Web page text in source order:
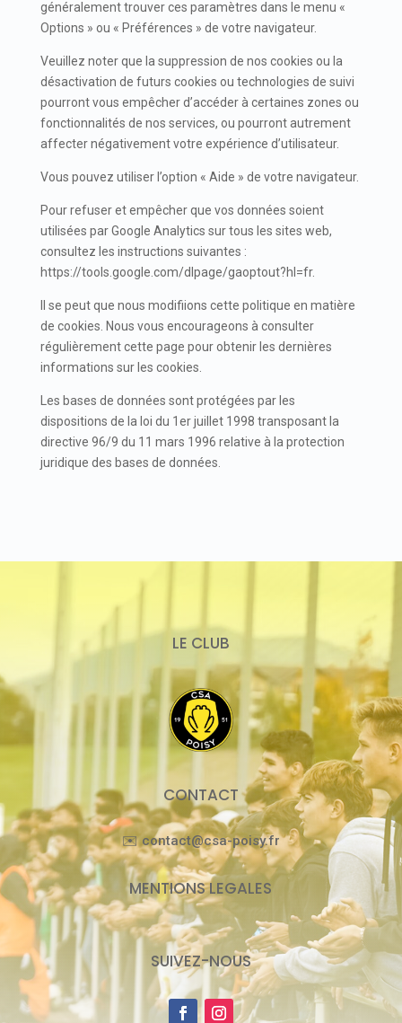
généralement trouver ces paramètres dans le menu «
Options » ou « Préférences » de votre navigateur.
Veuillez noter que la suppression de nos cookies ou la
désactivation de futurs cookies ou technologies de suivi
pourront vous empêcher d’accéder à certaines zones ou
fonctionnalités de nos services, ou pourront autrement
affecter négativement votre expérience d’utilisateur.
Vous pouvez utiliser l’option « Aide » de votre navigateur.
Pour refuser et empêcher que vos données soient
utilisées par Google Analytics sur tous les sites web,
consultez les instructions suivantes :
https://tools.google.com/dlpage/gaoptout?hl=fr.
Il se peut que nous modifiions cette politique en matière
de cookies. Nous vous encourageons à consulter
régulièrement cette page pour obtenir les dernières
informations sur les cookies.
Les bases de données sont protégées par les
dispositions de la loi du 1er juillet 1998 transposant la
directive 96/9 du 11 mars 1996 relative à la protection
juridique des bases de données.
LE CLUB
CONTACT
✉️ contact@csa-poisy.fr
MENTIONS LEGALES
SUIVEZ-NOUS